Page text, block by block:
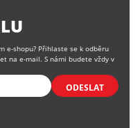
e-shopu? Přihlaste se k odběru
na e-mail. S námi budete vždy v
ODESLAT